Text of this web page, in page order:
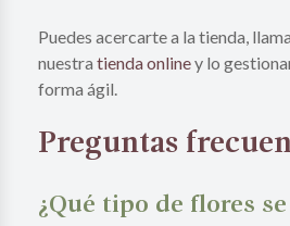
Puedes acercarte a la tienda,
nuestra tienda onliney lo
forma ágil.
Preguntas
¿Qué tipo de flores